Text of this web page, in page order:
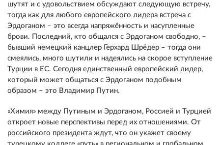
шутят и с удовольствием обсуждают следующую встречу,
тогда как для любого европейского лидера встреча с
Эрдоганом – это всегда напряжённость и насупленные
брови. Последний, кто общался с Эрдоганом свободно, –
бывший немецкий канцлер Герхард Шрёдер – тогда они
смеялись, много шутили и надеялись на скорое вступление
Турции в ЕС. Сегодня единственный европейский лидер,
который может общаться с Эрдоганом подобным
образом – это Владимир Путин.
«Химия» между Путиным и Эрдоганом, Россией и Турцией
откроет новые перспективы перед их отношениями. От
российского президента ждут, что он укажет своему